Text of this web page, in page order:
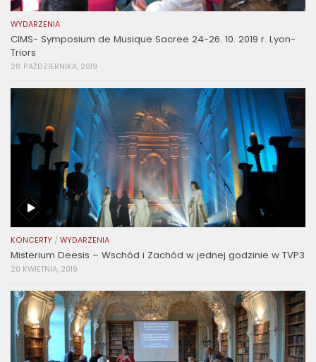
WYDARZENIA
CIMS- Symposium de Musique Sacree 24-26. 10. 2019 r. Lyon-
Triors
28 PAŹDZIERNIKA, 2019
KONCERTY / WYDARZENIA
Misterium Deesis – Wschód i Zachód w jednej godzinie w TVP3
20 KWIETNIA, 2019